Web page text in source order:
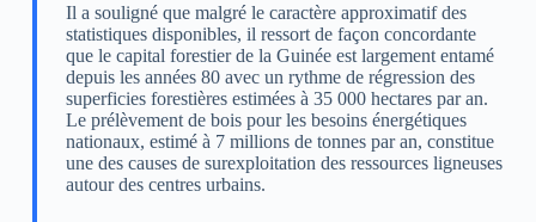
Il a souligné que malgré le caractère approximatif des
statistiques disponibles, il ressort de façon concordante
que le capital forestier de la Guinée est largement entamé
depuis les années 80 avec un rythme de régression des
superficies forestières estimées à 35 000 hectares par an.
Le prélèvement de bois pour les besoins énergétiques
nationaux, estimé à 7 millions de tonnes par an, constitue
une des causes de surexploitation des ressources ligneuses
autour des centres urbains.